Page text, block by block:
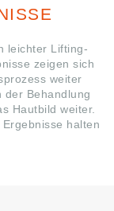
leichter Lifting-
zeigen sich
weiter
Behandlung
Hautbild weiter.
halten